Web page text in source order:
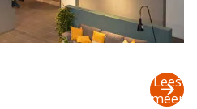
Lees
meer